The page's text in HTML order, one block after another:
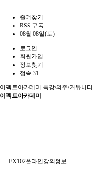
즐겨찾기
RSS 구독
08월 08일(토)
로그인
회원가입
정보찾기
접속 31
이펙트아카데미
특강/외주/커뮤니티
이펙트아카데미
FX102온라인강의정보